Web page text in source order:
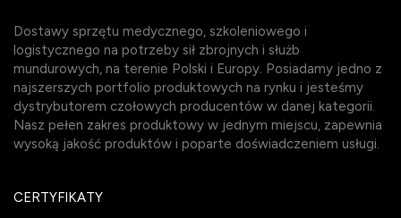
Dostawy sprzętu medycznego, szkoleniowego i
logistycznego na potrzeby sił zbrojnych i służb
mundurowych, na terenie Polski i Europy. Posiadamy jedno z
najszerszych portfolio produktowych na rynku i jesteśmy
dystrybutorem czołowych producentów w danej kategorii.
Nasz pełen zakres produktowy w jednym miejscu, zapewnia
wysoką jakość produktów i poparte doświadczeniem usługi.
CERTYFIKATY